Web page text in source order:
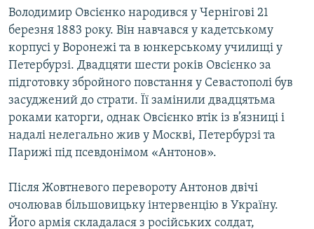
КРИМ РЕАЛІЇ
РУС
УКР
КТАТ
ДОЛУЧАЙСЯ!
Володимир Овсієнко народився у Чернігові 21
березня 1883 року. Він навчався у кадетському
корпусі у Воронежі та в юнкерському училищі у
Петербурзі. Двадцяти шести років Овсієнко за
підготовку збройного повстання у Севастополі був
засуджений до страти. Її замінили двадцятьма
роками каторги, однак Овсієнко втік із в’язниці і
надалі нелегально жив у Москві, Петербурзі та
Парижі під псевдонімом «Антонов».
Після Жовтневого перевороту Антонов двічі
очолював більшовицьку інтервенцію в Україну.
Його армія складалася з російських солдат,